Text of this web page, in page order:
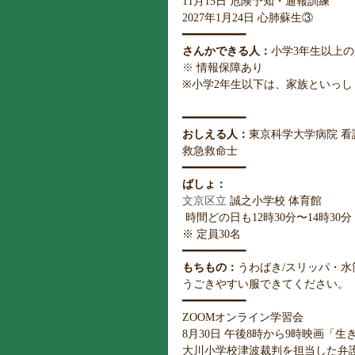
2027年1月24日 心肺蘇生③
━━━━━━━━━━
さんかできる人： 小学3年生以上
※ 情報保障あり
※小学2年生以下は、家族といっ
━━━━━━━━━━
おしえる人： 東京科学大学病院
救急救命士
━━━━━━━━━━
ばしょ：
文京区立 誠之小学校 体育館
時間どの日も12時30分〜14時30
※ 定員30名
━━━━━━━━━━
もちもの： うわばき/スリッパ・水
うごきやすい服できてください。
━━━━━━━━━━
ZOOMオンライン学習会
8月30日 午後8時から9時映画「生
大川小学校津波裁判を担当した弁